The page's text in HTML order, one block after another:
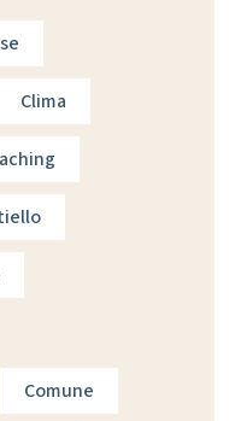
Clima
Comune